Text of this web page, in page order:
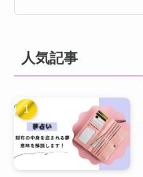
人気記事